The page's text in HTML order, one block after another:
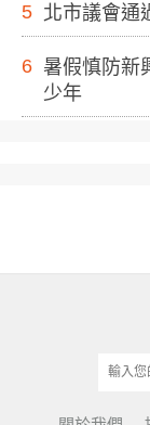
5 北市議會通
6 暑假慎防新
少年